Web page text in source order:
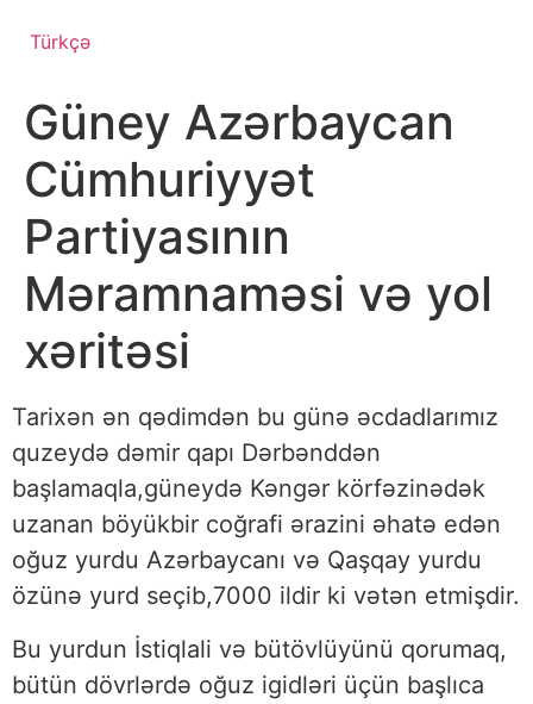
Türkçə
Güney Azərbaycan
Cümhuriyyət
Partiyasının
Məramnaməsi və yol
xəritəsi
Tarixən ən qədimdən bu günə əcdadlarımız
quzeydə dəmir qapı Dərbənddən
başlamaqla,güneydə Kəngər körfəzinədək
uzanan böyükbir coğrafi ərazini əhatə edən
oğuz yurdu Azərbaycanı və Qaşqay yurdu
özünə yurd seçib,7000 ildir ki vətən etmişdir.
Bu yurdun İstiqlali və bütövlüyünü qorumaq,
bütün dövrlərdə oğuz igidləri üçün başlıca